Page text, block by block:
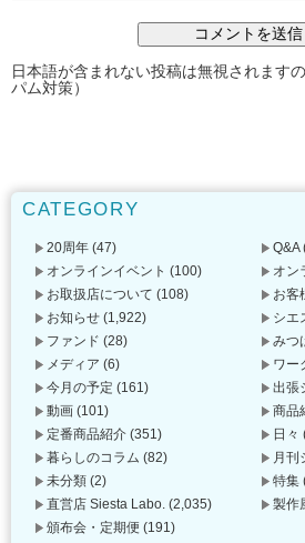
日本語が含まれない投稿は無視されます
パム対策）
CATEGORY
20周年 (47) Q&A
オンラインイベント (100) オン
お取扱店について (108) お客
お知らせ (1,922) シエ
ファンド (28) みつ
メディア (6) ワー
今月の予定 (161) 出張
動画 (101) 商品
定番商品紹介 (351) 日々
暮らしのコラム (82) 月刊
未分類 (2) 特集
直営店 Siesta Labo. (2,035) 製作
頒布会・定期便 (191)